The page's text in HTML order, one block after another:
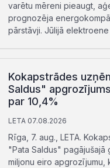
varētu mēreni pieaugt,
prognozēja
pārstāvji. Jūlijā elektroene
Kokapstrādes
Saldus"
par 10,4%
LETA 07.08.2026
Rīga, 7. aug., LETA.
"Pata Saldus" pagājušajā
miljonu eiro apgrozījumu,